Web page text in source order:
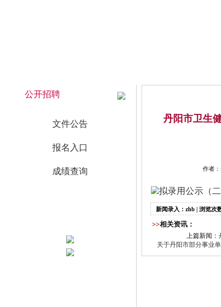
公开招聘
文件公告
报名入口
成绩查询
丹阳市卫生
作者
拟录用公示（
新闻录入：zhb | 浏览次
>>相关资讯：
上篇新闻：
关于丹阳市部分事业